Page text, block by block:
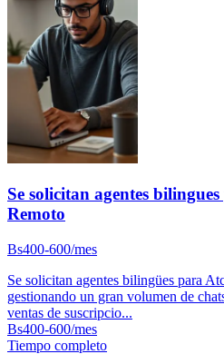
Se solicitan agentes
Remoto
Bs400-600/mes
Se solicitan agentes bilingües para
gestionando un gran volumen de
ventas de suscripcio...
Bs400-600/mes
Tiempo completo